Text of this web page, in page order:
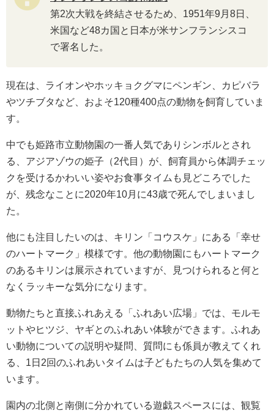
第2次大戦を終結させるため、1951年9月8日、
米国など48カ国と日本が米サンフランシスコ
で署名した。
現在は、ライオンやホッキョクグマにペンギン、カピバラ
やツチブタなど、およそ120種400点の動物を飼育していま
す。
中でも姫路市立動物園の一番人気でありシンボルとされ
る、アジアゾウの姫子（2代目）が、飼育員から体調チェッ
クを受けるかわいい姿やお食事タイムも見どころでした
が、残念なことに2020年10月に43歳で死んでしまいまし
た。
他にも注目したいのは、キリン「コウスケ」にある「幸せ
のハートマーク」模様です。他の動物園にもハートマーク
のあるキリンは展示されていますが、見つけられると何と
なくラッキーな気分になります。
動物たちと直接ふれあえる「ふれあい広場」では、モルモ
ットやヒツジ、ヤギとのふれあい体験ができます。ふれあ
い動物についての説明や疑問、質問にも係員が教えてくれ
る、1日2回のふれあいタイムは子どもたちの人気を集めて
います。
園内の北側と南側に分かれている遊戯スペースには、観覧